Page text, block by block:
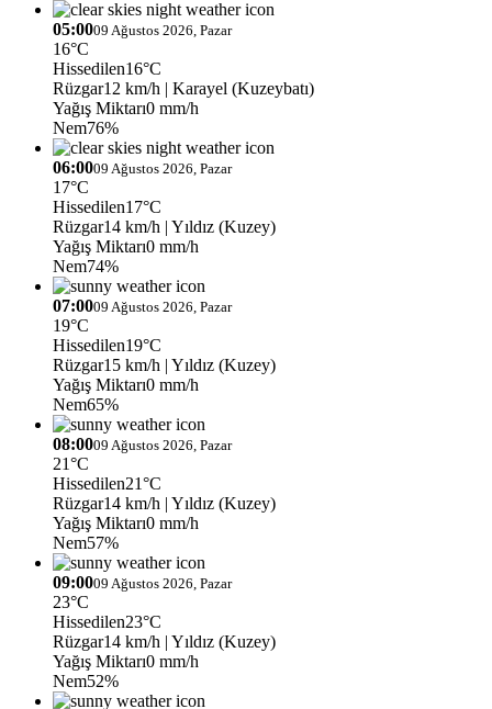
05:0009 Ağustos 2026, Pazar
16°C
Hissedilen16°C
Rüzgar12 km/h | Karayel (Kuzeybatı)
Yağış Miktarı0 mm/h
Nem76%
06:0009 Ağustos 2026, Pazar
17°C
Hissedilen17°C
Rüzgar14 km/h | Yıldız (Kuzey)
Yağış Miktarı0 mm/h
Nem74%
07:0009 Ağustos 2026, Pazar
19°C
Hissedilen19°C
Rüzgar15 km/h | Yıldız (Kuzey)
Yağış Miktarı0 mm/h
Nem65%
08:0009 Ağustos 2026, Pazar
21°C
Hissedilen21°C
Rüzgar14 km/h | Yıldız (Kuzey)
Yağış Miktarı0 mm/h
Nem57%
09:0009 Ağustos 2026, Pazar
23°C
Hissedilen23°C
Rüzgar14 km/h | Yıldız (Kuzey)
Yağış Miktarı0 mm/h
Nem52%